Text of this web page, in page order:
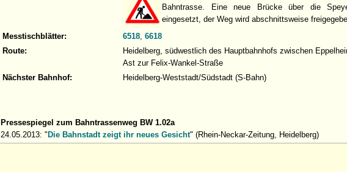
Bahntrasse. Eine neue Brücke über die
eingesetzt, der Weg wird abschnittsweise
Messtischblätter:
6518, 6618
Route:
Heidelberg, südwestlich des Hauptbahnhofs zwischen
Ast zur Felix-Wankel-Straße
Nächster Bahnhof:
Heidelberg-Weststadt/Südstadt (S-Bahn)
Pressespiegel zum Bahntrassenweg BW 1.02a
24.05.2013: "Die Bahnstadt zeigt ihr neues Gesicht" (Rhein-Neckar-Zeitung, Heidelberg)